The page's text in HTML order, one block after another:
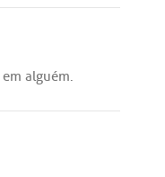
em alguém.